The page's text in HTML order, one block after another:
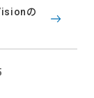
の